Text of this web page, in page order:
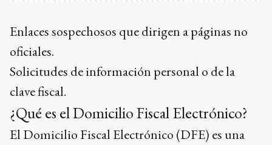
Enlaces sospechosos que dirigen a páginas no
oficiales.
Solicitudes de información personal o de la
clave fiscal.
¿Qué es el Domicilio Fiscal Electrónico?
El Domicilio Fiscal Electrónico (DFE) es una